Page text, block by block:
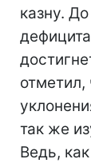
казну.
отметил,
так же
Ведь,